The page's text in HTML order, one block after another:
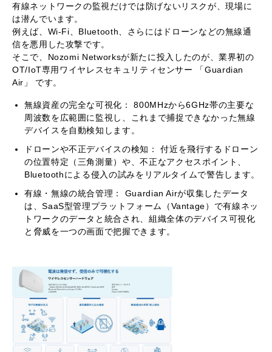
有線ネットワークの監視だけでは防げないリスクが、現場に
は潜んでいます。
例えば、Wi-Fi、Bluetooth、さらにはドローンなどの無線通
信を悪用した攻撃です。
そこで、Nozomi Networksが新たに投入したのが、業界初の
OT/IoT専用ワイヤレスセキュリティセンサー 「Guardian
Air」 です。
無線資産の完全な可視化： 800MHzから6GHz帯の主要な
周波数を広範囲に監視し、これまで捕捉できなかった無線
デバイスを自動検知します。
ドローンや不正デバイスの検知： 付近を飛行するドローン
の位置特定（三角測量）や、不正なアクセスポイント、
Bluetoothによる侵入の試みをリアルタイムで警告します。
有線・無線の統合管理： Guardian Airが収集したデータ
は、SaaS型管理プラットフォーム（Vantage）で有線ネッ
トワークのデータと統合され、組織全体のデバイス可視化
と脅威を一つの画面で把握できます。